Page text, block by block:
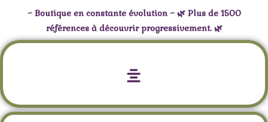
~ Boutique en constante évolution ~ 🌿 Plus de 1500
références à découvrir progressivement. 🌿